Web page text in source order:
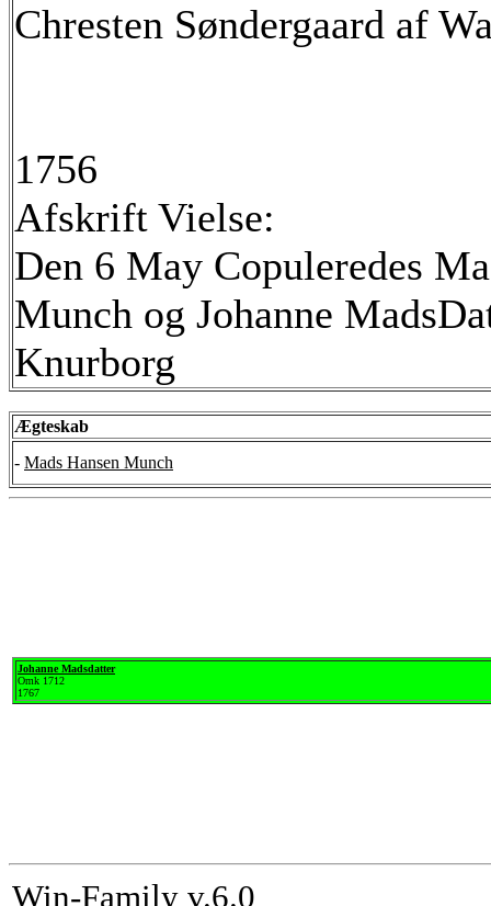
Chresten Søndergaard af
1756
Afskrift Vielse:
Den 6 May Copuleredes
Munch og Johanne
Knurborg
Ægteskab
- Mads Hansen Munch
Johanne Madsdatter
Omk 1712
1767
Win-Family v.6.0